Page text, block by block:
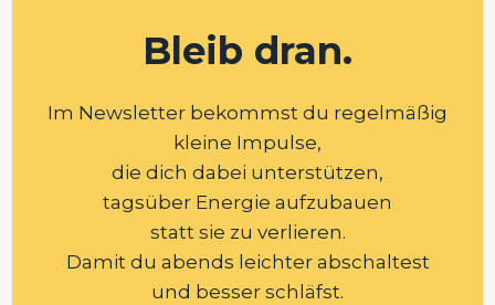
Bleib dran.
Im Newsletter bekommst du regelmäßig
kleine Impulse,
die dich dabei unterstützen,
tagsüber Energie aufzubauen
statt sie zu verlieren.
Damit du abends leichter abschaltest
und besser schläfst.